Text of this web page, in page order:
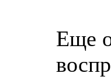
Еще